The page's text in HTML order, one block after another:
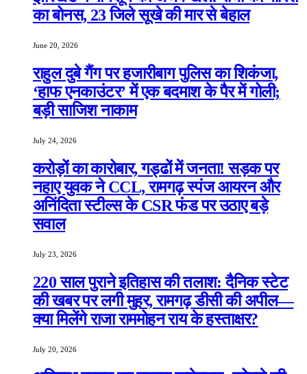
का बोनस, 23 जिले सूखे की मार से बेहाल
June 20, 2026
राहुल दुबे गैंग पर हजारीबाग पुलिस का शिकंजा,
‘हाफ एनकाउंटर’ में एक बदमाश के पैर में गोली;
बड़ी साजिश नाकाम
July 24, 2026
करोड़ों का कारोबार, गड्ढों में जनता! सड़क पर
नहाए युवक ने CCL, रामगढ़ स्पंज आयरन और
अनिंदिता स्टील्स के CSR फंड पर उठाए बड़े
सवाल
July 23, 2026
220 साल पुराने इतिहास की तलाश: दैनिक स्टेट
की खबर पर लगी मुहर, रामगढ़ डीसी की अपील—
क्या मिलेंगे राजा राममोहन राय के हस्ताक्षर?
July 20, 2026